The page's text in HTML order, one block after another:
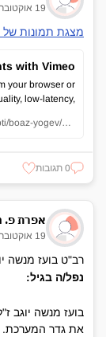
19 אוקטובר 2023
מצגת תמונות של
your browser or
low-latency,
for live events.
https://livestream.com/bti/boaz-yogev/videos/237898047
0 תגובות
אפרת פ.
19 אוקטובר 2023
רב"ט בועז מנשה
נפל/ה בגיל:
בועז מנשה יוגב
את גדר המערכת.